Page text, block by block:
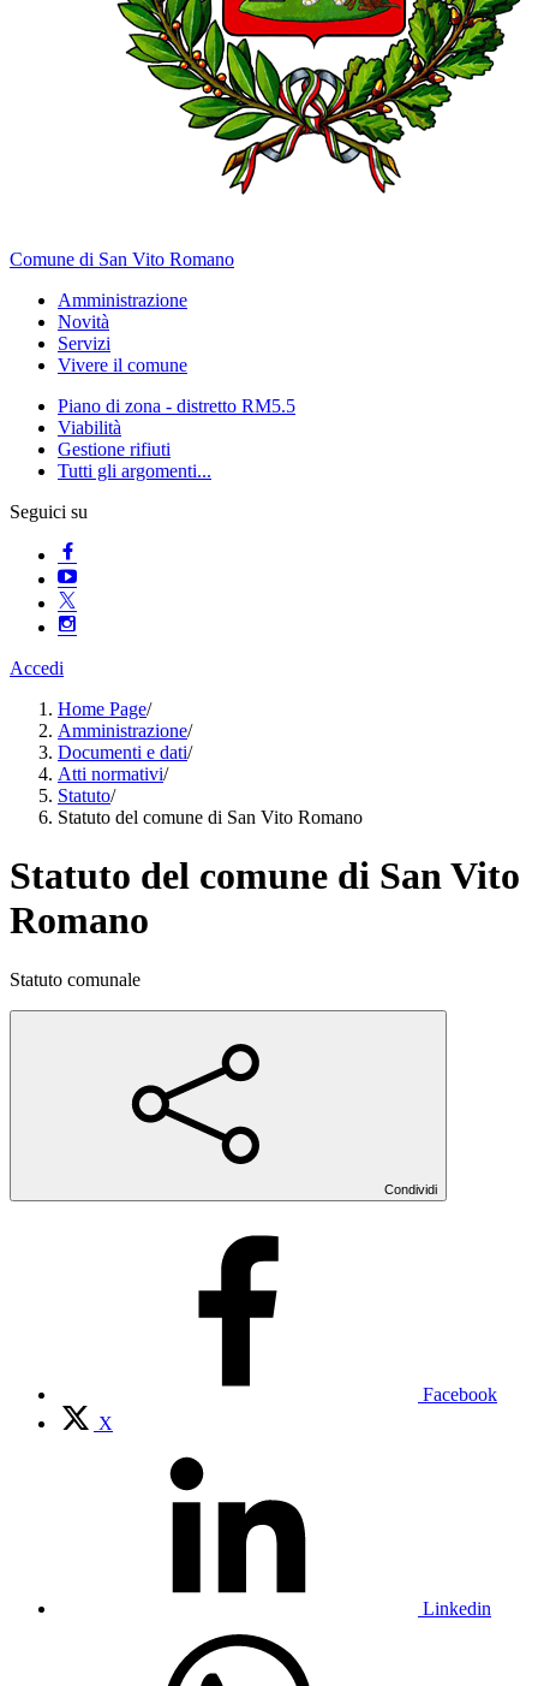
Comune di San Vito Romano
Amministrazione
Novità
Servizi
Vivere il comune
Piano di zona - distretto RM5.5
Viabilità
Gestione rifiuti
Tutti gli argomenti...
Seguici su
Accedi
Home Page/
Amministrazione/
Documenti e dati/
Atti normativi/
Statuto/
Statuto del comune di San Vito Romano
Statuto del comune di San Vito
Romano
Statuto comunale
Condividi
Facebook
X
Linkedin